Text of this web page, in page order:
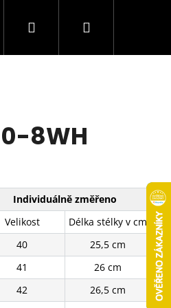
PřihlášeníNákupní
8WH
Individuálně změřeno
Velikost
Délka stélky v cm
40
25,5 cm
41
26 cm
42
26,5 cm